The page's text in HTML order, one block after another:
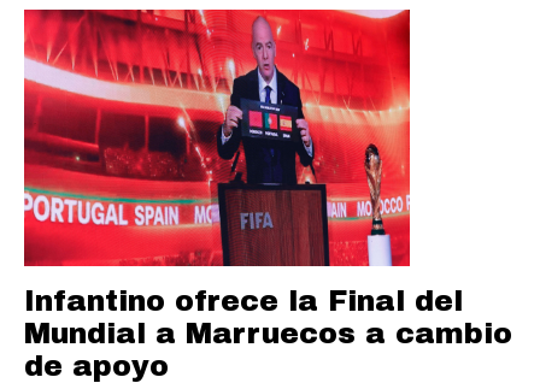
Infantino ofrece la Final del
Mundial a Marruecos a cambio
de apoyo